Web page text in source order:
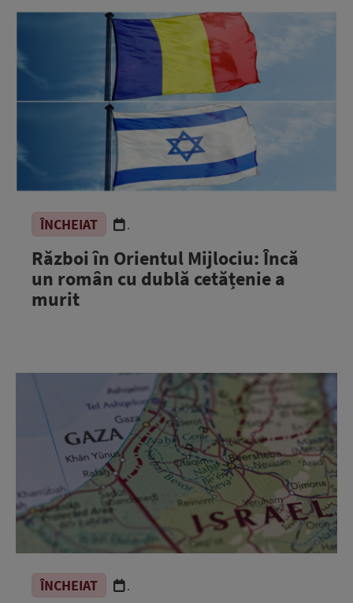
ÎNCHEIAT .
Război în Orientul Mijlociu: Încă
un român cu dublă cetățenie a
murit
ÎNCHEIAT .